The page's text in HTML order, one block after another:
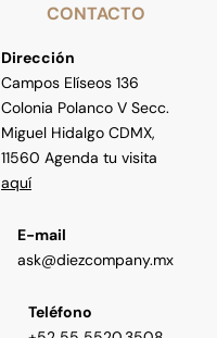
CONTACTO
Dirección
Campos Elíseos 136
Colonia Polanco V Secc.
Miguel Hidalgo CDMX,
11560 Agenda tu visita
aquí
E-mail
ask@diezcompany.mx
Teléfono